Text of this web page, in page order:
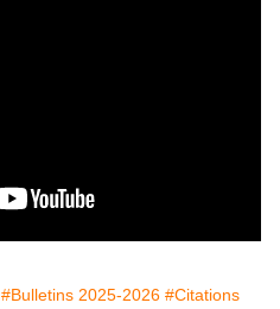
#Bulletins 2025-2026 #Citations